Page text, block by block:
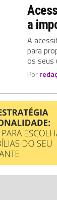
a
A
para
os seus
Por